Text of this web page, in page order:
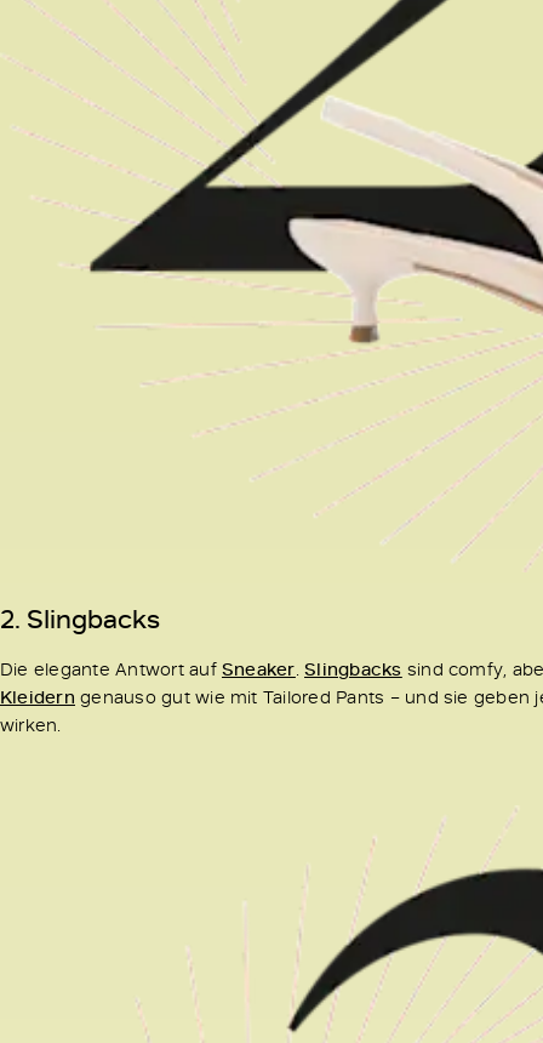
2. Slingbacks
Die elegante Antwort auf Sneaker.Slingbacks sind comfy,
Kleidern genauso gut wie mit Tailored Pants – und sie
wirken.